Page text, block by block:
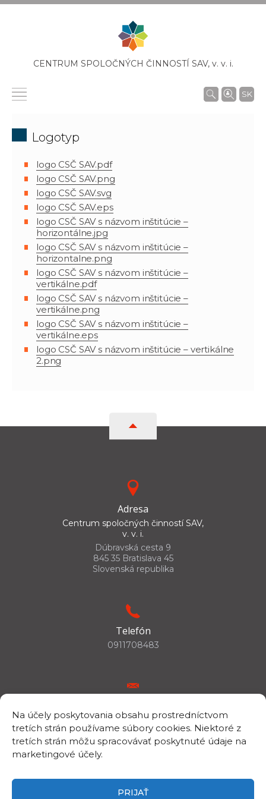
Na účely poskytovania obsahu prostredníctvom
tretích strán používame súbory cookies. Niektoré z
tretích strán môžu spracovávať poskytnuté údaje na
marketingové účely.
PRIJAŤ
CENTRUM SPOLOČNÝCH ČINNOSTÍ SAV, v. v. i.
SK
Logotyp
logo CSČ SAV.pdf
logo CSČ SAV.png
logo CSČ SAV.svg
logo CSČ SAV.eps
logo CSČ SAV s názvom inštitúcie –
horizontálne.jpg
logo CSČ SAV s názvom inštitúcie –
horizontalne.png
logo CSČ SAV s názvom inštitúcie –
vertikálne.pdf
logo CSČ SAV s názvom inštitúcie –
vertikálne.png
logo CSČ SAV s názvom inštitúcie –
vertikálne.eps
logo CSČ SAV s názvom inštitúcie – vertikálne
2.png
Adresa
Centrum spoločných činností SAV,
v. v. i.
Dúbravská cesta 9
845 35 Bratislava 45
Slovenská republika
Telefón
0911708483
csc.info@savba.sk
IČO/DIČ
IČO: 00398144